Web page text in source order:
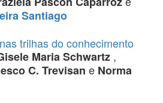
Santiago
trilhas do conhecimento
Maria Schwartz ,
C. Trevisan e Norma